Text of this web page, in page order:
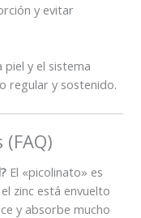
y evitar
piel y el sistema
regular y sostenido.
El «picolinato» es
zinc está envuelto
y absorbe mucho